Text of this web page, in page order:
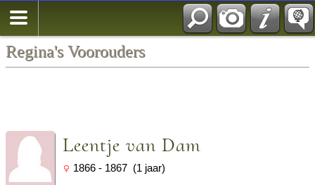
Regina's Voorouders
Leentje van Dam
1866 - 1867 (1 jaar)